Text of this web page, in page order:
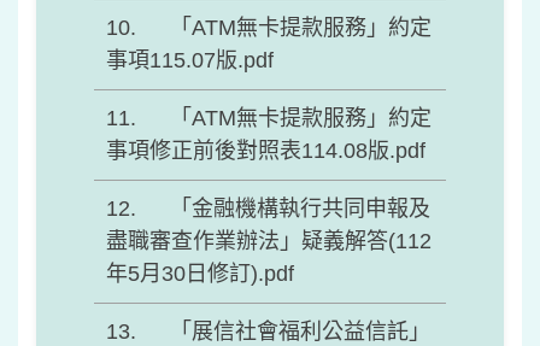
「ATM無卡提款服務」約定
事項115.07版.pdf
「ATM無卡提款服務」約定
事項修正前後對照表114.08版.pdf
「金融機構執行共同申報及
盡職審查作業辦法」疑義解答(112
年5月30日修訂).pdf
「展信社會福利公益信託」